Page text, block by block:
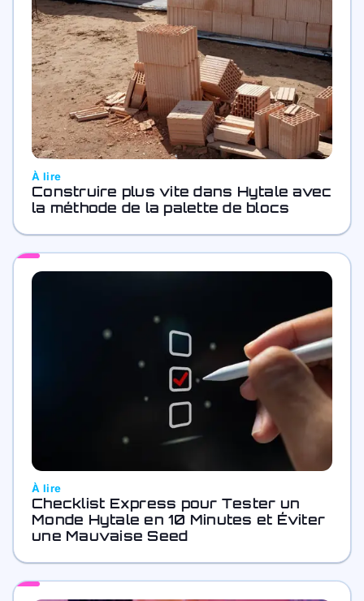
À lire
Construire plus vite dans Hytale avec
la méthode de la palette de blocs
À lire
Checklist Express pour Tester un
Monde Hytale en 10 Minutes et Éviter
une Mauvaise Seed